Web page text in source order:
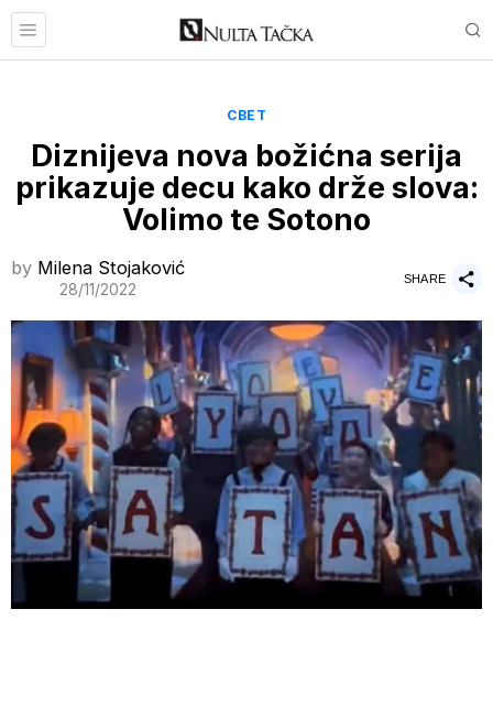
СВЕТ
Diznijeva nova božićna serija
prikazuje decu kako drže slova:
Volimo te Sotono
by Milena Stojaković
28/11/2022
SHARE